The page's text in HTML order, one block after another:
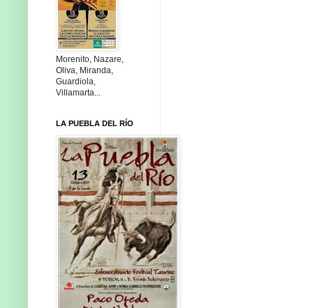
Morenito, Nazare,
Oliva, Miranda,
Guardiola,
Villamarta...
LA PUEBLA DEL RÍO